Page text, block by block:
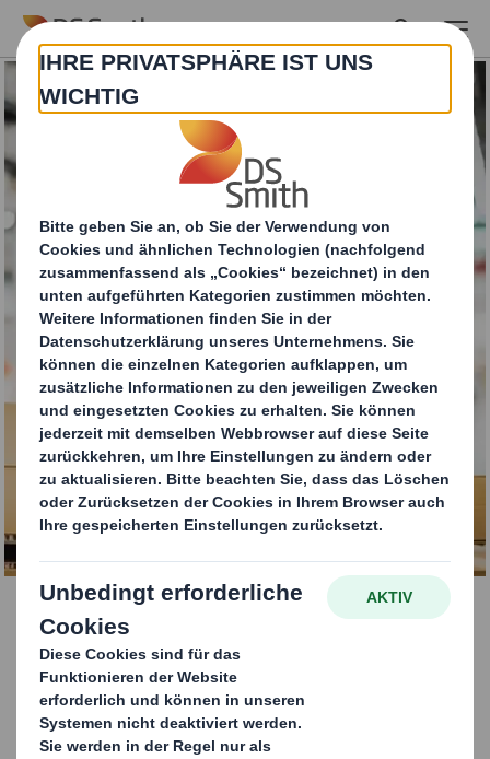
Skip to main content
Automatische
Zuschnitt
Beschickung
KONTAKTIEREN SIE UNS
Automatische
Zuschnitt Beschickung